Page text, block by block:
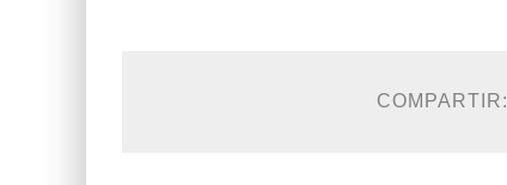
COMPARTIR: